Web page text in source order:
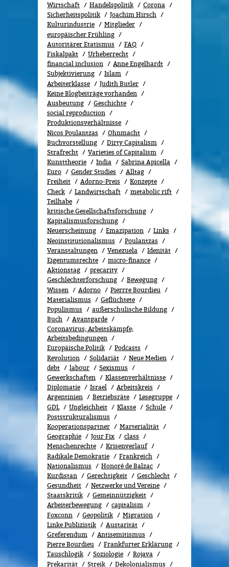
Wirtschaft
Handelspolitik
Corona
Sicherheitspolitik
Joachim Hirsch
Kulturindustrie
Mitglieder
europäischer Frühling
Autoritärer Etatismus
FAQ
Fiskalpakt
Urheberrecht
financial inclusion
Anne Engelhardt
Subjektivierung
Islam
Arbeiterklasse
Judith Butler
Keine Blogbeiträge vorhanden
Ausbeutung
Geschichte
social reproduction
Produktionsverhältnisse
Nicos Poulantzas
Ohnmacht
Buchvorstellung
Dirty Capitalism
Strafrecht
Varieties of Capitalism
Kunsttheorie
India
Sabrina Apicella
Euro
Gender Studies
All­tag
Freiheit
Adorno-Preis
Konzepte
Check
Landwirtschaft
metabolic rift
Teilhabe
kritische Gesellschaftsforschung
Kapitalismusforschung
Neuerscheinung
Emazipation
Links
Neoinstitutionalismus
Poulantzas
Veranstaltungen
Venezuela
Idenität
Eigentumsrechte
micro-finance
Aktionstag
precarity
Geschlechterforschung
Bewe­gung
Wissen
Adorno
Pierrre Bourdieu
Materialismus
Geflüchtete
Populismus
außerschulische Bildung
Buch
Avantgarde
Coronavirus; Arbeitskämpfe;
Arbeitsbedingungen
Europäische Politik
Podcasts
Revolution
Solidariät
Neue Medien
debt
labour
Sexismus
Gewerk­schaf­ten
Klassenverhältnisse
Diplomatie
Israel
Arbeitskreis
Argentinien
Betriebsräte
Lesegruppe
GDL
Ungleichheit Klasse
Schule
Poststrukturalismus
Kooperationspartner
Marterialität
Geographie
Jour Fix
class
Menschenrechte
Kri­sen­ver­lauf
Radikale Demokratie
Frankreich
Nationalismus
Honoré de Balzac
Kurdistan
Gerechtigkeit
Geschlecht
Gesundheit
Netzwerke und Vereine
Staatskritik
Gemeinnützigkeit
Arbeiterbewegung
capitalism
Foxconn
Geopolitik
Migra­tion
Linke Publizistik
Austarität
Greferendum
Antisemitismus
Pierre Bourdieu
Frankfurter Erklärung
Tauschlogik
Soziologie
Rojava
Prekarität
Streik Dekolonialismus